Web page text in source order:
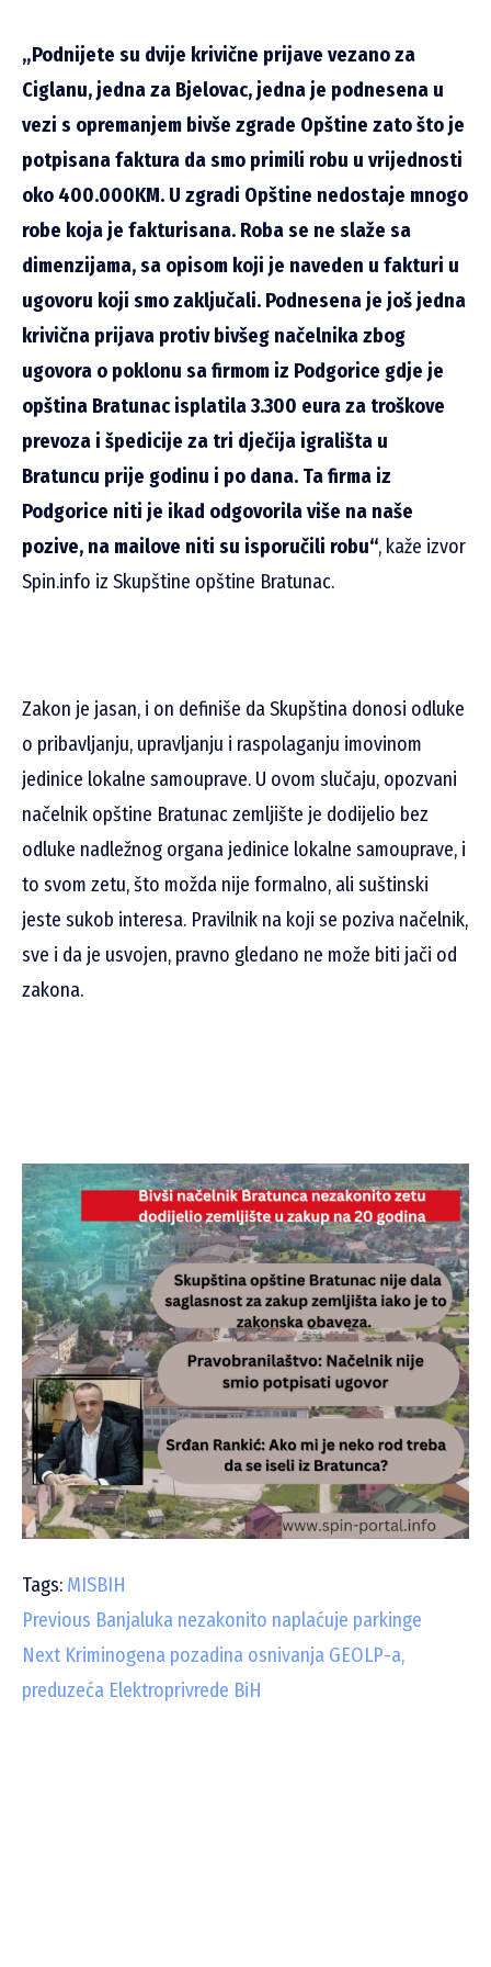
„Podnijete su dvije krivične prijave vezano za
Ciglanu, jedna za Bjelovac, jedna je podnesena u
vezi s opremanjem bivše zgrade Opštine zato što je
potpisana faktura da smo primili robu u vrijednosti
oko 400.000KM. U zgradi Opštine nedostaje mnogo
robe koja je fakturisana. Roba se ne slaže sa
dimenzijama, sa opisom koji je naveden u fakturi u
ugovoru koji smo zaključali. Podnesena je još jedna
krivična prijava protiv bivšeg načelnika zbog
ugovora o poklonu sa firmom iz Podgorice gdje je
opština Bratunac isplatila 3.300 eura za troškove
prevoza i špedicije za tri dječija igrališta u
Bratuncu prije godinu i po dana. Ta firma iz
Podgorice niti je ikad odgovorila više na naše
pozive, na mailove niti su isporučili robu“, kaže izvor
Spin.info iz Skupštine opštine Bratunac.
Zakon je jasan, i on definiše da Skupština donosi odluke
o pribavljanju, upravljanju i raspolaganju imovinom
jedinice lokalne samouprave. U ovom slučaju, opozvani
načelnik opštine Bratunac zemljište je dodijelio bez
odluke nadležnog organa jedinice lokalne samouprave, i
to svom zetu, što možda nije formalno, ali suštinski
jeste sukob interesa. Pravilnik na koji se poziva načelnik,
sve i da je usvojen, pravno gledano ne može biti jači od
zakona.
Tags: MISBIH
C
o
n
Previous Banjaluka nezakonito naplaćuje parkinge
NextKriminogena pozadina osnivanja GEOLP-a,
preduzeća Elektroprivrede BiH